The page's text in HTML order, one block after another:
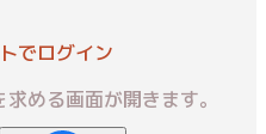
でログイン
める画面が開きます。